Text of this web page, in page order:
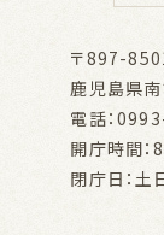
〒897-
鹿児島県
電話：
開庁時間
閉庁日：土